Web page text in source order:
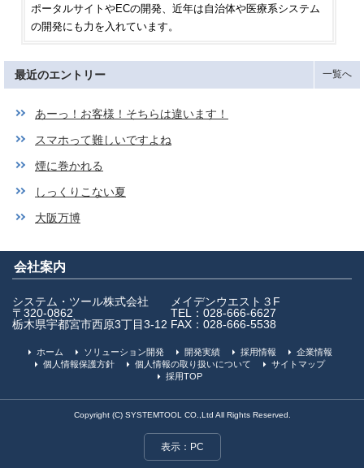
ポータルサイトやECの開発、近年は自治体や医療系システム
の開発にも力を入れています。
最近のエントリー 一覧へ
あーっ！お客様！そちらは違います！
スマホって難しいですよね
煙に巻かれる
しっくりこない夏
大阪万博
会社案内
システム・ツール株式会社
〒320-0862
栃木県宇都宮市西原3丁目3-12
メイデンウエスト３F
TEL：028-666-6627
FAX：028-666-5538
ホーム ソリューション開発 開発実績 採用情報
企業情報
個人情報保護方針
個人情報の取り扱いについて
サイトマップ
採用TOP
Copyright (C) SYSTEMTOOL CO.,Ltd All Rights Reserved.
表示：PC